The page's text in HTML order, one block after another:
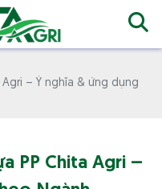
– Ý nghĩa & ứng dụng
PP Chita Agri –